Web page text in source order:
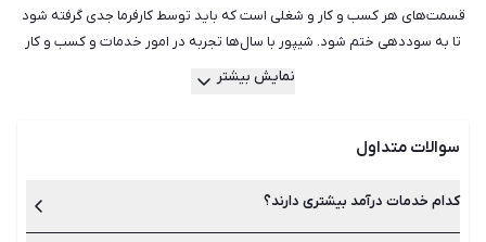
قسمت‌های هر کسب و کار و شغلی است که باید توسط کارفرما جدی گرفته شود
تا به سوددهی ختم شود. شیپور با سال‌ها تجربه در امور خدمات و کسب و کار
دارای کامل‌ترین و به روزترین لیست آگهی‌های کسب و کارهایی مانند آرایشگری
آمده است و قطعا در آینده نیز به لیست آن‌ها اضافه خواهد شد. تفاوتی ندارد
شیپور ثبت و منتشر کنید. سایت و اپلیکیشن شیپور در محیطی کاملا امن،
نمایش بیشتر
سوالات متداول
کدام خدمات درآمد بیشتری دارند؟